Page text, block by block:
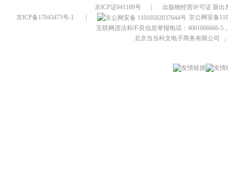
京ICP证041189号
出版物经营许可证 新出
京ICP备17043473号-1
京公网安备
互联网违法和不良信息举报电话：4001066666-5
北京当当科文电子商务有限公司